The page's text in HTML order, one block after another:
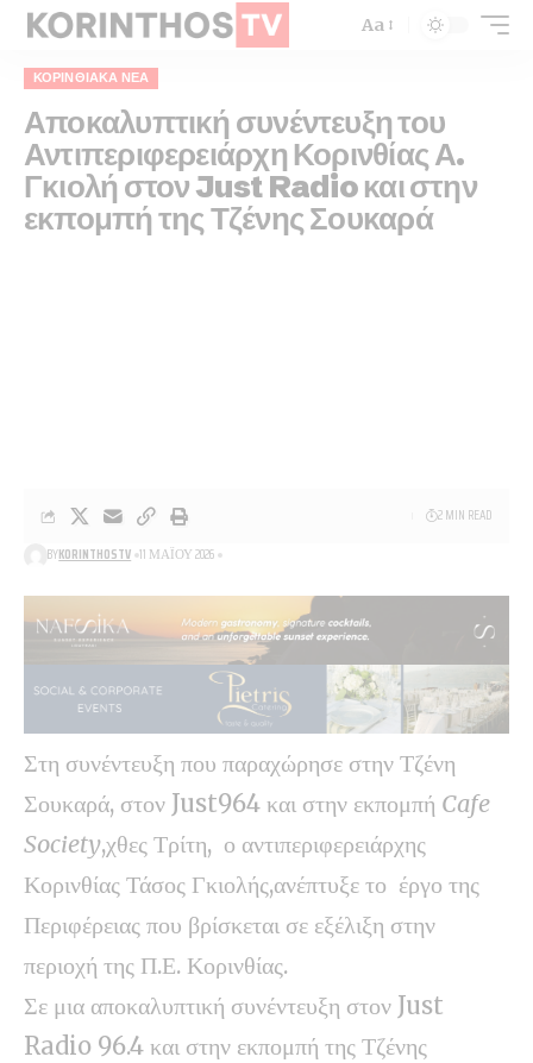
Aa
ΚΟΡΙΝΘΙΑΚΆ ΝΈΑ
Αποκαλυπτική συνέντευξη του
Αντιπεριφερειάρχη Κορινθίας Α.
Γκιολή στον Just Radio και στην
εκπομπή της Τζένης Σουκαρά
BYKORINTHOSTV 11 ΜΑΪ́ΟΥ 2026
2 MIN READ
Στη συνέντευξη που παραχώρησε στην Τζένη
Σουκαρά, στον Just964 και στην εκπομπή Cafe
Society,χθες Τρίτη, ο αντιπεριφερειάρχης
Κορινθίας Τάσος Γκιολής,ανέπτυξε το έργο της
Περιφέρειας που βρίσκεται σε εξέλιξη στην
περιοχή της Π.Ε. Κορινθίας.
Σε μια αποκαλυπτική συνέντευξη στον Just
Radio 96.4 και στην εκπομπή της Τζένης